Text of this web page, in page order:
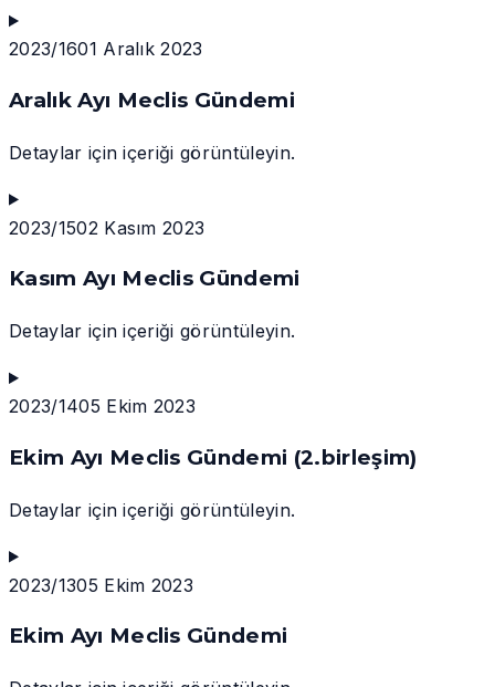
2023/1601 Aralık 2023
Aralık Ayı Meclis Gündemi
Detaylar için içeriği görüntüleyin.
2023/1502 Kasım 2023
Kasım Ayı Meclis Gündemi
Detaylar için içeriği görüntüleyin.
2023/1405 Ekim 2023
Ekim Ayı Meclis Gündemi (2.birleşim)
Detaylar için içeriği görüntüleyin.
2023/1305 Ekim 2023
Ekim Ayı Meclis Gündemi